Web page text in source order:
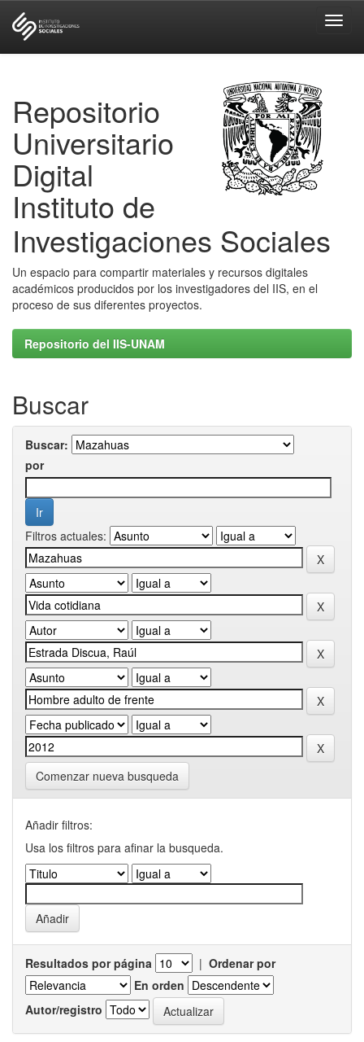
Repositorio
Universitario
Digital
Instituto de
Investigaciones Sociales
Un espacio para compartir materiales y recursos digitales
académicos producidos por los investigadores del IIS, en el
proceso de sus diferentes proyectos.
Repositorio del IIS-UNAM
Buscar
Buscar:
por
Filtros actuales:
Comenzar nueva busqueda
Añadir filtros:
Usa los filtros para afinar la busqueda.
Resultados por página | Ordenar por
En orden
Autor/registro